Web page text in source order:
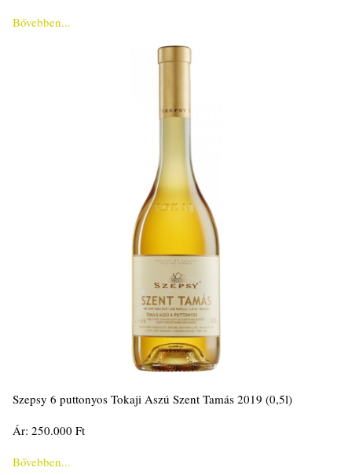
Bővebben...
Szepsy 6 puttonyos Tokaji Aszú Szent Tamás 2019 (0,5l)
Ár: 250.000 Ft
Bővebben...